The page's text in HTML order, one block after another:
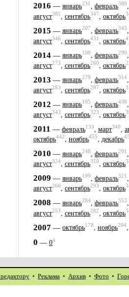
2016 — январь231 февраль380
август381 сентябрь347 октябрь
2015 — январь207, февраль345
август346 сентябрь431 октябрь
2014 — январь108, февраль290
август273 сентябрь260 октябрь
2013 — январь279, февраль314
август283 сентябрь297 октябрь
2012 — январь105, февраль438
август343, сентябрь323, октябрь
2011 — февраль133 март340
октябрь442, ноябрь455, декабрь
2010 — январь248 февраль291
август324, сентябрь310, октябрь
2009 — январь199 февраль321
август266, сентябрь293, октябрь
2008 — январь284 февраль353
август253 сентябрь282 октябрь
2007 — октябрь178, ноябрь204
0 — 04
• Реклама • Архив • Фото •